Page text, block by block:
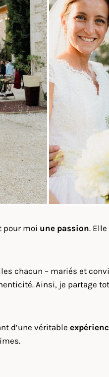
pour moi une passion.
chacun – mariés et
Ainsi, je partage
d’une véritable